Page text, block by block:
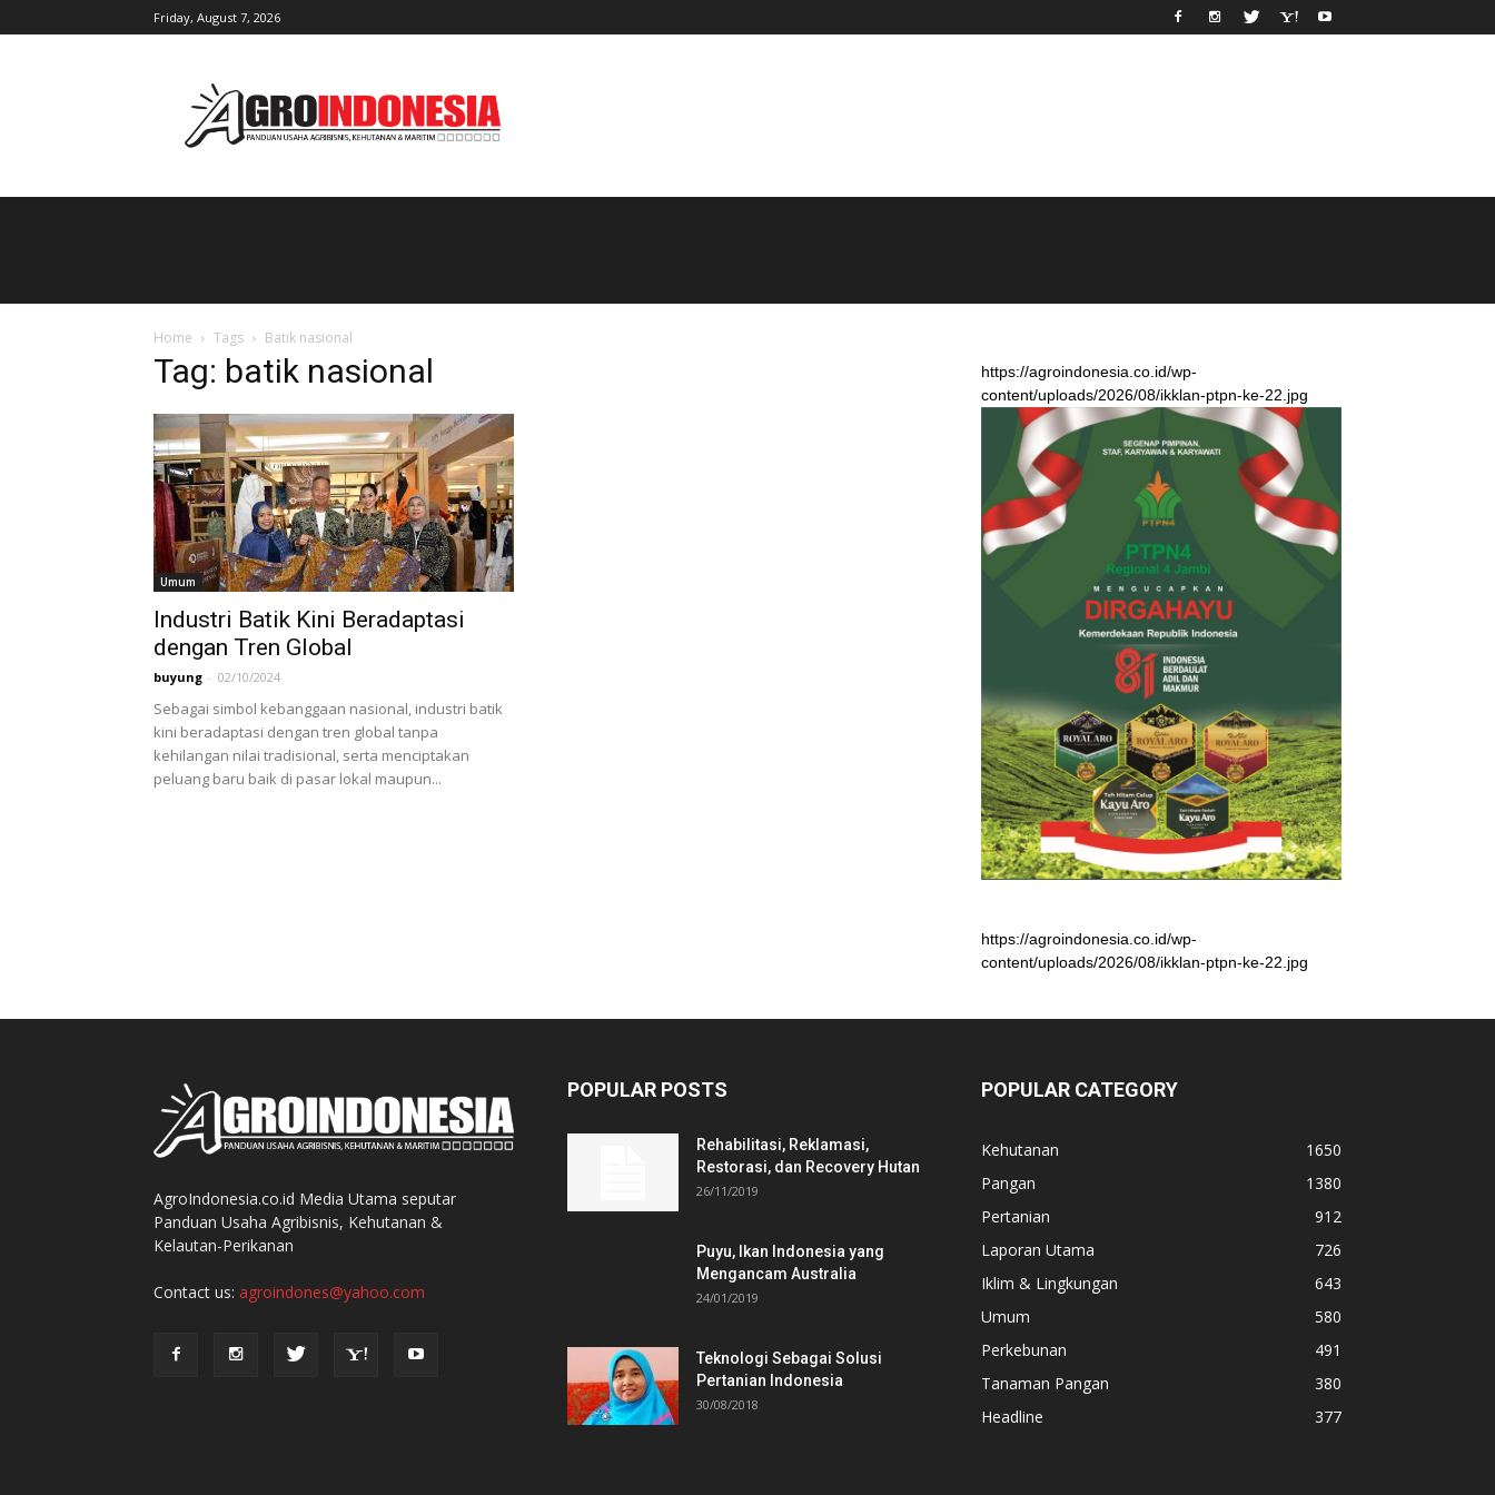
Friday, August 7, 2026
Home Tags Batik nasional
Tag: batik nasional
Umum
Industri Batik Kini Beradaptasi
dengan Tren Global
buyung - 02/10/2024
Sebagai simbol kebanggaan nasional, industri batik
kini beradaptasi dengan tren global tanpa
kehilangan nilai tradisional, serta menciptakan
peluang baru baik di pasar lokal maupun...
https://agroindonesia.co.id/wp-
content/uploads/2026/08/ikklan-ptpn-ke-22.jpg
https://agroindonesia.co.id/wp-
content/uploads/2026/08/ikklan-ptpn-ke-22.jpg
AgroIndonesia.co.id Media Utama seputar
Panduan Usaha Agribisnis, Kehutanan &
Kelautan-Perikanan
Contact us: agroindones@yahoo.com
POPULAR POSTS
Rehabilitasi, Reklamasi,
Restorasi, dan Recovery Hutan
26/11/2019
Puyu, Ikan Indonesia yang
Mengancam Australia
24/01/2019
Teknologi Sebagai Solusi
Pertanian Indonesia
30/08/2018
POPULAR CATEGORY
Kehutanan
1650
Pangan
1380
Pertanian
912
Laporan Utama
726
Iklim & Lingkungan
643
Umum
580
Perkebunan
491
Tanaman Pangan
380
Headline
377